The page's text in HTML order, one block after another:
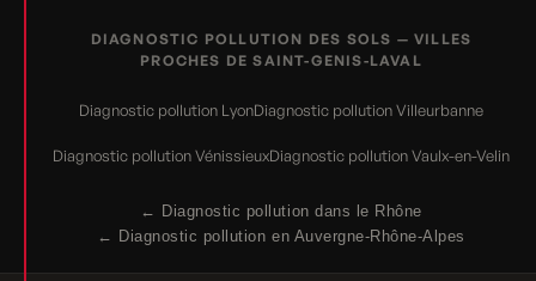
DIAGNOSTIC POLLUTION DES SOLS — VILLES
PROCHES DE SAINT-GENIS-LAVAL
Diagnostic pollution LyonDiagnostic pollution Villeurbanne
Diagnostic pollution VénissieuxDiagnostic pollution Vaulx-en-Velin
← Diagnostic pollution dans le Rhône
← Diagnostic pollution en Auvergne-Rhône-Alpes